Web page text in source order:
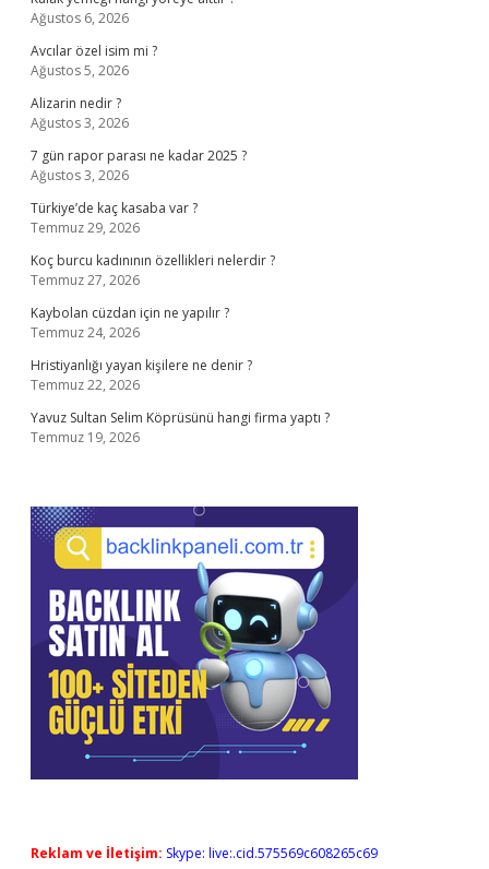
Ağustos 6, 2026
Avcılar özel isim mi ?
Ağustos 5, 2026
Alizarin nedir ?
Ağustos 3, 2026
7 gün rapor parası ne kadar 2025 ?
Ağustos 3, 2026
Türkiye’de kaç kasaba var ?
Temmuz 29, 2026
Koç burcu kadınının özellikleri nelerdir ?
Temmuz 27, 2026
Kaybolan cüzdan için ne yapılır ?
Temmuz 24, 2026
Hristiyanlığı yayan kişilere ne denir ?
Temmuz 22, 2026
Yavuz Sultan Selim Köprüsünü hangi firma yaptı ?
Temmuz 19, 2026
Reklam ve İletişim: Skype: live:.cid.575569c608265c69